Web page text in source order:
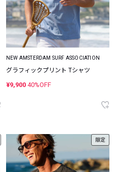
NEW AMSTERDAM SURF ASSOCIATION
グラフィックプリント Tシャツ
¥9,900 40%OFF
限定